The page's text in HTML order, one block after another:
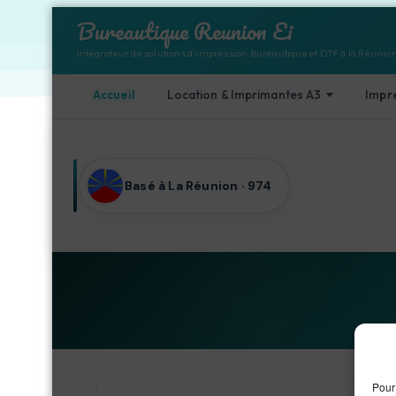
Bureautique Reunion Ei
Intégrateur de solutions d'impression Bureautique et DTF à la Réunion
Accueil Location & Imprimantes A3
Basé à La Réunion · 974